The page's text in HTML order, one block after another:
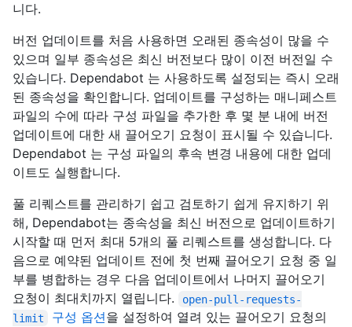
니다.
버전 업데이트를 처음 사용하면 오래된 종속성이 많을 수
있으며 일부 종속성은 최신 버전보다 많이 이전 버전일 수
있습니다. Dependabot 는 사용하도록 설정되는 즉시 오래
된 종속성을 확인합니다. 업데이트를 구성하는 매니페스트
파일의 수에 따라 구성 파일을 추가한 후 몇 분 내에 버전
업데이트에 대한 새 끌어오기 요청이 표시될 수 있습니다.
Dependabot 는 구성 파일의 후속 변경 내용에 대한 업데
이트도 실행합니다.
풀 리퀘스트를 관리하기 쉽고 검토하기 쉽게 유지하기 위
해, Dependabot는 종속성을 최신 버전으로 업데이트하기
시작할 때 먼저 최대 5개의 풀 리퀘스트를 생성합니다. 다
음으로 예약된 업데이트 전에 첫 번째 끌어오기 요청 중 일
부를 병합하는 경우 다음 업데이트에서 나머지 끌어오기
요청이 최대치까지 열립니다.
open-pull-requests-
limit
구성 옵션을 설정하여 열려 있는 끌어오기 요청의